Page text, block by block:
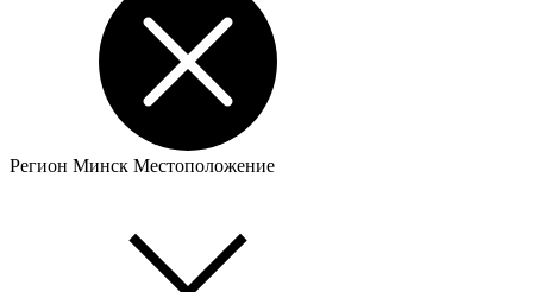
Регион Минск Местоположение